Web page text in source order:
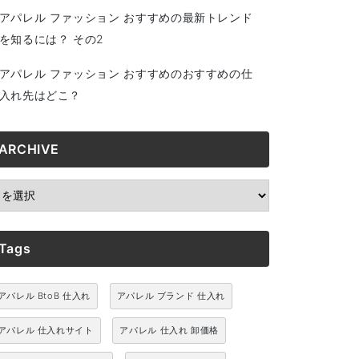
パレル ファッション おすすめの最新トレンド
知るには？ その2
パレル ファッション おすすめのおすすめの仕
れ先はどこ？
パレル BtoB 仕入れ アパレル ブランド 仕入れ
パレル 仕入れサイト アパレル 仕入れ 卸価格